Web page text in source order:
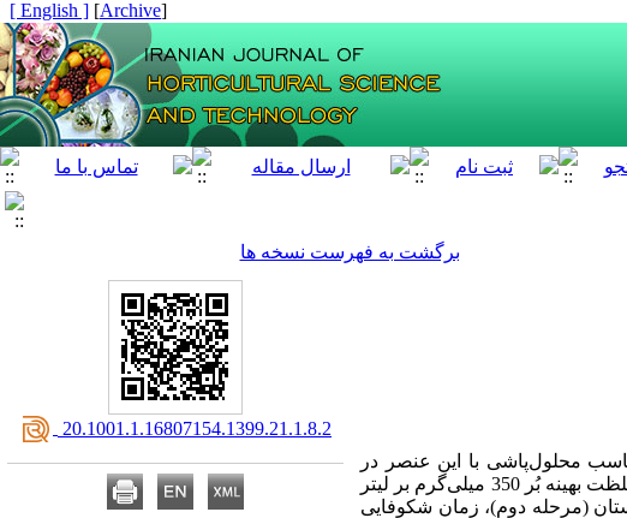
[
Archive
]
[ English ]
برگشت به فهرست نسخه ها
محلول‌‌‌‌پاشی با این عنصر در
مناطق کشت و در رقم‌‌‌های مختلف نیاز به بررسی بیشتر دارد. در این پژوهش تاثیر محلول‌‌‌‌پاشی با غلظت بهینه بُر 350 میلی‌‌گرم بر لیتر
(مرحله دوم)، زمان شکوفایی
‎ 20.1001.1.16807154.1399.21.1.8.2